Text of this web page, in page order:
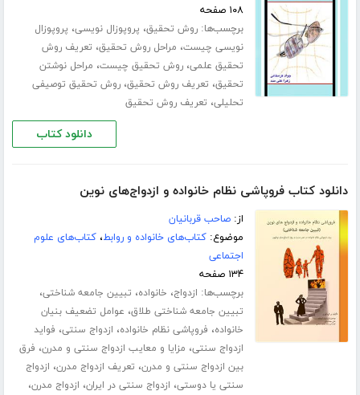
۱۰۸ صفحه
برچسب‌ها:روش تحقیق، پروپوزال نویسی، پروپوزال
نویسی چیست، مراحل روش تحقیق، تعریف روش
تحقیق علمی،روش تحقیق چیست، مراحل نوشتن
تحقیق، تعریف روش تحقیق،روش تحقیق توصیفی
تحلیلی، تعریف روش تحقیق
دانلود کتاب
دانلود کتاب فروپاشی نظام خانواده و ازدواج‌های نوین
از:صاحب قربانیان
موضوع:کتاب‌های خانواده و روابط،کتاب‌های علوم
اجتماعی
۱۳۴ صفحه
برچسب‌ها: ازدواج، خانواده، تبیین جامعه شناختی،
تبیین جامعه شناختی طلاق، عوامل تضعیف بنیان
خانواده، فروپاشی نظام خانواده، ازدواج سنتی، فواید
ازدواج سنتی، مزایا و معایب ازدواج سنتی و مدرن، فرق
بین ازدواج سنتی و مدرن، تعریف ازدواج مدرن، ازدواج
سنتی یا دوستی، ازدواج سنتی در ایران، ازدواج مدرن،